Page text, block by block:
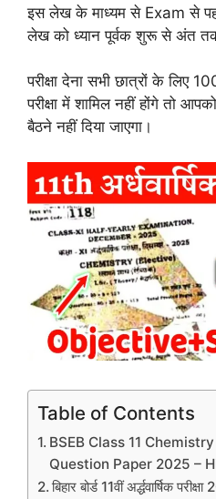
इस लेख के माध्यम से Exam से
लेख को ध्यान पूर्वक शुरू से अंत
परीक्षा देना सभी छात्रों के लिए
परीक्षा में शामिल नहीं होंगे तो
बैठने नहीं दिया जाएगा।
Table of Contents
BSEB Class 11
Question Paper 2025 –
बिहार बोर्ड 11वीं अर्द्धवार्षिक